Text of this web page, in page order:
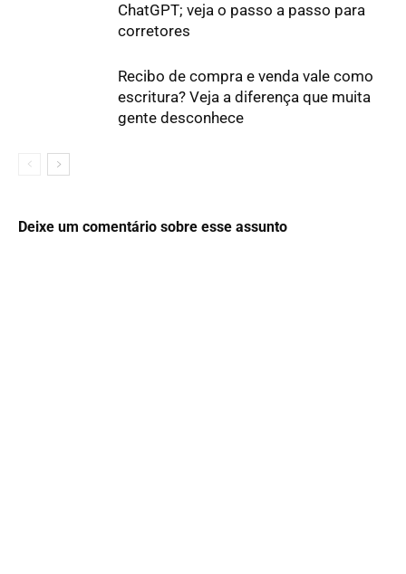
ChatGPT; veja o passo a passo para
corretores
Recibo de compra e venda vale como
escritura? Veja a diferença que muita
gente desconhece
Deixe um comentário sobre esse assunto